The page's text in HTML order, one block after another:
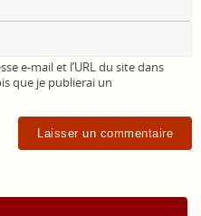
e-mail et l’URL du site dans
que je publierai un